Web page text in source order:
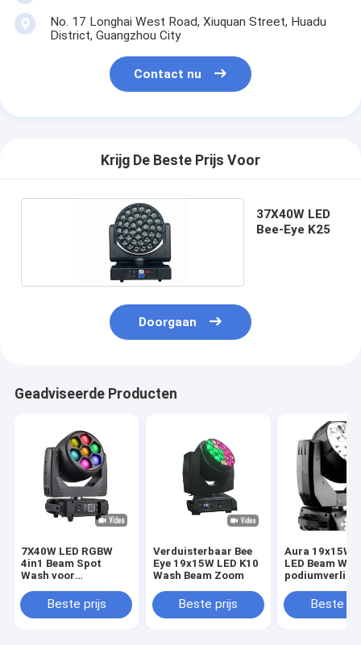
No. 17 Longhai West Road, Xiuquan Street, Huadu
District, Guangzhou City
Contact nu
Krijg De Beste Prijs Voor
37X40W LED
Bee-Eye K25
Doorgaan
Geadviseerde Producten
7X40W LED RGBW
4in1 Beam Spot
Wash voor
verlichtingseffecten
Beste prijs
Verduisterbaar Bee
Eye 19x15W LED K10
Wash Beam Zoom
Beste prijs
Aura 19x15W
LED Beam
Beste